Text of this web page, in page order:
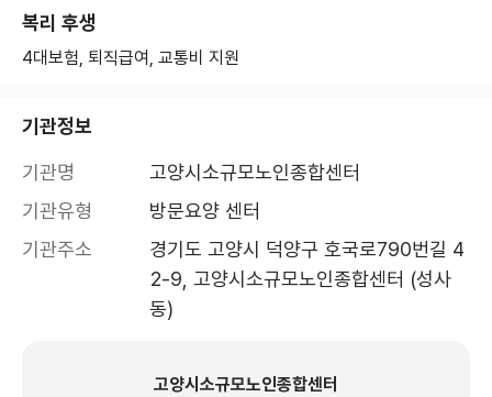
복리 후생
4대보험, 퇴직급여, 교통비 지원
기관정보
기관명
고양시소규모노인종합센터
기관유형
방문요양 센터
기관주소
경기도 고양시 덕양구 호국로790번길 4
2-9, 고양시소규모노인종합센터 (성사
동)
고양시소규모노인종합센터